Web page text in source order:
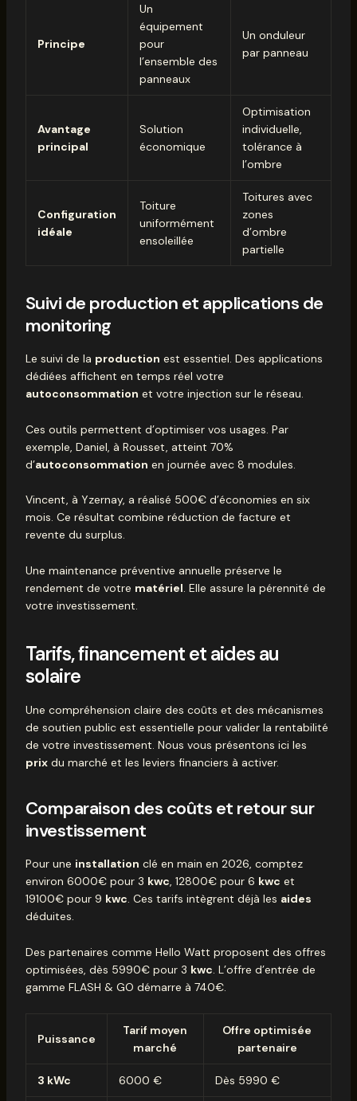
Principe
Un
équipement
pour
l’ensemble des
panneaux
Un onduleur
par panneau
Avantage
principal
Solution
économique
Optimisation
individuelle,
tolérance à
l’ombre
Configuration
idéale
Toiture
uniformément
ensoleillée
Toitures avec
zones
d’ombre
partielle
Suivi de production et applications de
monitoring
Le suivi de la production est essentiel. Des applications
dédiées affichent en temps réel votre
autoconsommation et votre injection sur le réseau.
Ces outils permettent d’optimiser vos usages. Par
exemple, Daniel, à Rousset, atteint 70%
d’autoconsommation en journée avec 8 modules.
Vincent, à Yzernay, a réalisé 500€ d’économies en six
mois. Ce résultat combine réduction de facture et
revente du surplus.
Une maintenance préventive annuelle préserve le
rendement de votre matériel. Elle assure la pérennité de
votre investissement.
Tarifs, financement et aides au
solaire
Une compréhension claire des coûts et des mécanismes
de soutien public est essentielle pour valider la rentabilité
de votre investissement. Nous vous présentons ici les
prixdu marché et les leviers financiers à activer.
Comparaison des coûts et retour sur
investissement
Pour une installation clé en main en 2026, comptez
environ 6000€ pour 3 kwc, 12800€ pour 6 kwc et
19100€ pour 9 kwc. Ces tarifs intègrent déjà les aides
déduites.
Des partenaires comme Hello Watt proposent des offres
optimisées, dès 5990€ pour 3 kwc. L’offre d’entrée de
gamme FLASH & GO démarre à 740€.
Puissance
Tarif moyen
marché
Offre optimisée
partenaire
3 kWc 6000 € Dès 5990 €